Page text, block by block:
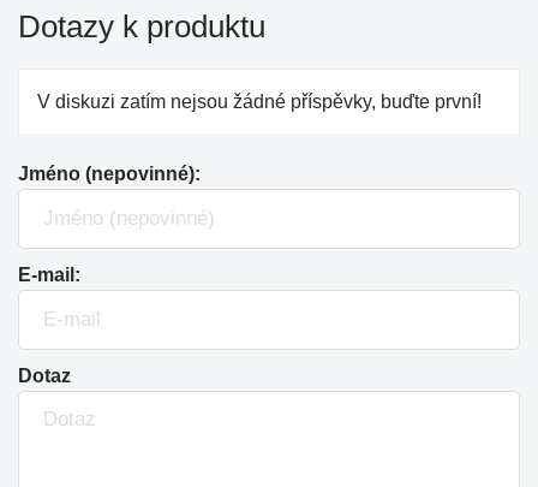
Dotazy k produktu
V diskuzi zatím nejsou žádné příspěvky, buďte první!
Jméno (nepovinné):
E-mail:
Dotaz